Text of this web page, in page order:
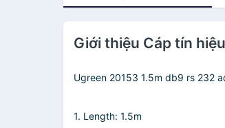
Giới thiệu Cáp tín
Ugreen 20153 1.5m db9 rs 232
1. Length: 1.5m